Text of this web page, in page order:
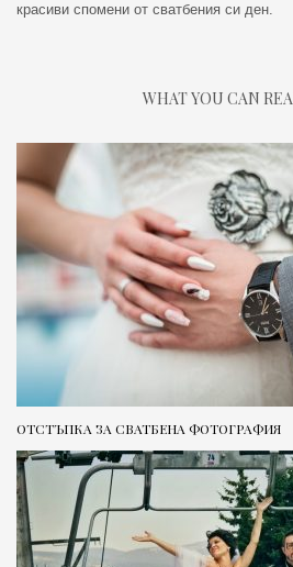
красиви спомени от сватбения си ден.
WHAT YOU CAN
ОТСТЪПКА ЗА СВАТБЕНА ФОТОГРАФИЯ